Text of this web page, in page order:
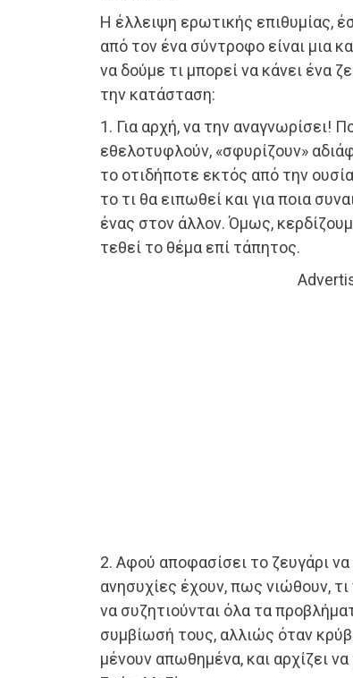
Η έλλειψη ερωτικής επιθυμίας,
από τον ένα σύντροφο είναι μια
να δούμε τι μπορεί να κάνει ένα
την κατάσταση:
1. Για αρχή, να την αναγνωρίσει!
εθελοτυφλούν, «σφυρίζουν»
το οτιδήποτε εκτός από την
το τι θα ειπωθεί και για ποια
ένας στον άλλον. Όμως,
τεθεί το θέμα επί τάπητος.
2. Αφού αποφασίσει το ζευγάρι
ανησυχίες έχουν, πως νιώθουν,
να συζητιούνται όλα τα
συμβίωσή τους, αλλιώς όταν
μένουν απωθημένα, και αρχίζει